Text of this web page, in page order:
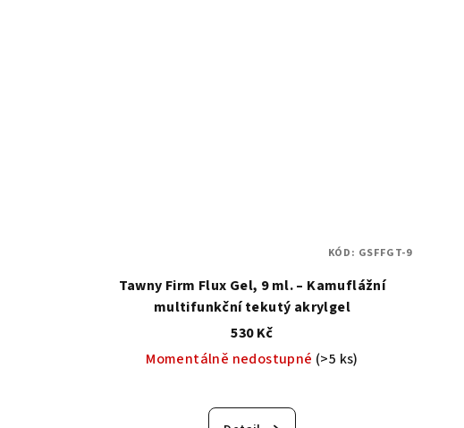
Tawny Firm Flux Gel, 9 ml. – Kamuflážní
multifunkční tekutý akrylgel
530 Kč
Momentálně nedostupné (>5 ks)
KÓD: GSFFGT-9